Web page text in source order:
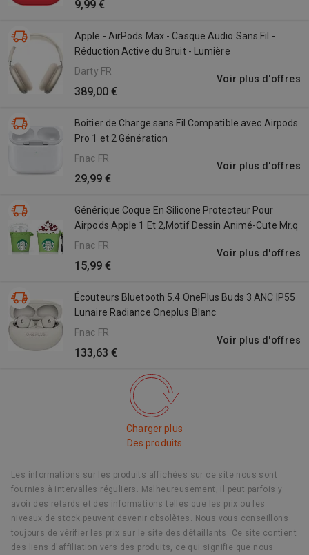
9,99 €
Apple - AirPods Max - Casque Audio Sans Fil -
Réduction Active du Bruit - Lumière
Darty FR
389,00 €
Voir plus d'offres
Boitier de Charge sans Fil Compatible avec Airpods
Pro 1 et 2 Génération
Fnac FR
29,99 €
Voir plus d'offres
Générique Coque En Silicone Protecteur Pour
Airpods Apple 1 Et 2,Motif Dessin Animé-Cute Mr.q
Fnac FR
15,99 €
Voir plus d'offres
Écouteurs Bluetooth 5.4 OnePlus Buds 3 ANC IP55
Lunaire Radiance Oneplus Blanc
Fnac FR
133,63 €
Voir plus d'offres
Charger plus
Des produits
Les informations sur les produits affichées sur ce site nous sont
fournies à intervalles réguliers. Malheureusement, il peut parfois y
avoir des retards et des informations telles que les prix ou les
niveaux de stock peuvent devenir obsolètes. Nous vous conseillons
toujours de vérifier les prix sur le site des détaillants. Ce site contient
des liens d'affiliation vers des produits, ce qui signifie que nous